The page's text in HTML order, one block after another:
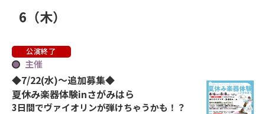
6 （木）
公演終了
主催
◆7/22(水)～追加募集◆
夏休み楽器体験inさがみはら
3日間でヴァイオリンが弾けちゃうかも！？